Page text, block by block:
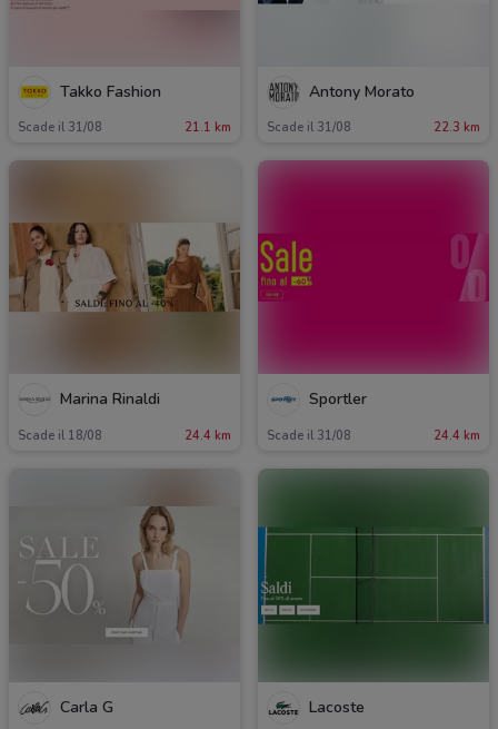
Takko Fashion
Scade il 31/08 21.1 km
Antony Morato
Scade il 31/08 22.3 km
Marina Rinaldi
Scade il 18/08 24.4 km
Sportler
Scade il 31/08 24.4 km
Carla G Lacoste